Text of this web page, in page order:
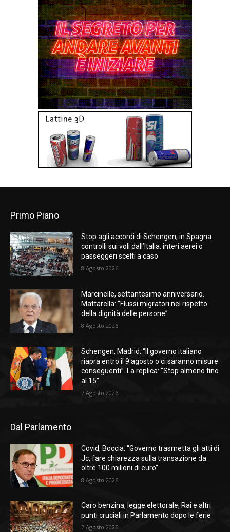
Primo Piano
Stop agli accordi di Schengen, in Spagna
controlli sui voli dall’Italia: interi aerei o
passeggeri scelti a caso
8 Agosto 2026
Marcinelle, settantesimo anniversario.
Mattarella: “Flussi migratori nel rispetto
della dignità delle persone”
8 Agosto 2026
Schengen, Madrid: “Il governo italiano
riapra entro il 9 agosto o ci saranno misure
conseguenti”. La replica: “Stop almeno fino
al 15”
7 Agosto 2026
Dal Parlamento
Covid, Boccia: “Governo trasmetta gli atti di
Jc, fare chiarezza sulla transazione da
oltre 100 milioni di euro”
8 Agosto 2026
Caro benzina, legge elettorale, Rai e altri
punti cruciali in Parlamento dopo le ferie
7 Agosto 2026